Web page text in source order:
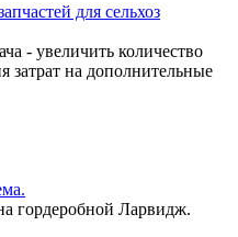
для сельхоз
- увеличить количество
затрат на дополнительные
гордеробной Ларвидж.